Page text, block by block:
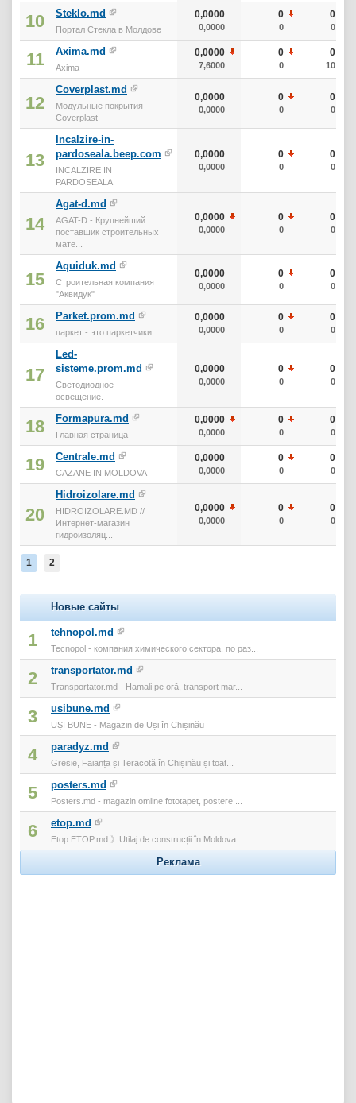
10 Steklo.md
Портал Стекла в Молдове
0,0000
0,0000
0
0
0
0
11 Axima.md
Axima
0,0000
7,6000
0
0
0
10
12
Coverplast.md
Модульные покрытия
Coverplast
0,0000
0,0000
0
0
0
0
13
Incalzire-in-
pardoseala.beep.com
INCALZIRE IN
PARDOSEALA
0,0000
0,0000
0
0
0
0
14
Agat-d.md
AGAT-D - Крупнейший
поставшик строительных
мате...
0,0000
0,0000
0
0
0
0
15
Aquiduk.md
Строительная компания
"Аквидук"
0,0000
0,0000
0
0
0
0
16 Parket.prom.md
паркет - это паркетчики
0,0000
0,0000
0
0
0
0
17
Led-
sisteme.prom.md
Светодиодное
освещение.
0,0000
0,0000
0
0
0
0
18 Formapura.md
Главная страница
0,0000
0,0000
0
0
0
0
19 Centrale.md
CAZANE IN MOLDOVA
0,0000
0,0000
0
0
0
0
20
Hidroizolare.md
HIDROIZOLARE.MD //
Интернет-магазин
гидроизоляц...
0,0000
0,0000
0
0
0
0
1 2
Новые сайты
1 tehnopol.md
Tecnopol - компания химического сектора, по раз...
2 transportator.md
Transportator.md - Hamali pe oră, transport mar...
3 usibune.md
UȘI BUNE - Magazin de Uși în Chișinău
4 paradyz.md
Gresie, Faianța și Teracotă în Chișinău și toat...
5 posters.md
Posters.md - magazin omline fototapet, postere ...
6 etop.md
Etop ETOP.md 》Utilaj de construcții în Moldova
Реклама